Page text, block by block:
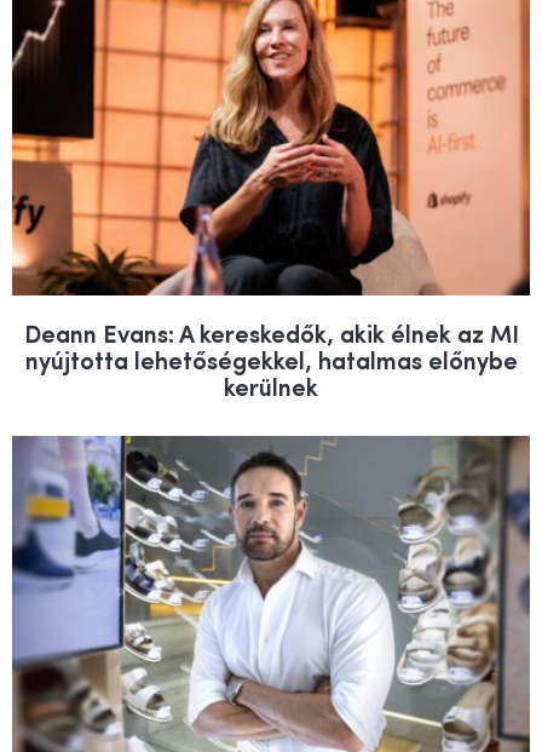
Deann Evans: A kereskedők, akik élnek az MI
nyújtotta lehetőségekkel, hatalmas előnybe
kerülnek